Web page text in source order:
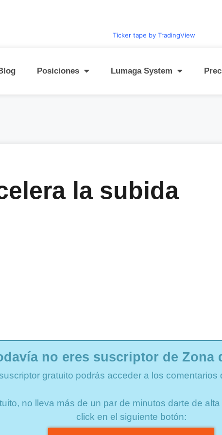
Ticker tape by TradingView
Posiciones Lumaga System
la subida
no eres suscriptor de Zona
gratuito podrás acceder a los comentarios
no lleva más de un par de minutos darte de
click en el siguiente botón: